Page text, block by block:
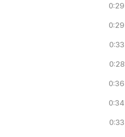
0:29
0:29
0:33
0:28
0:36
0:34
0:33